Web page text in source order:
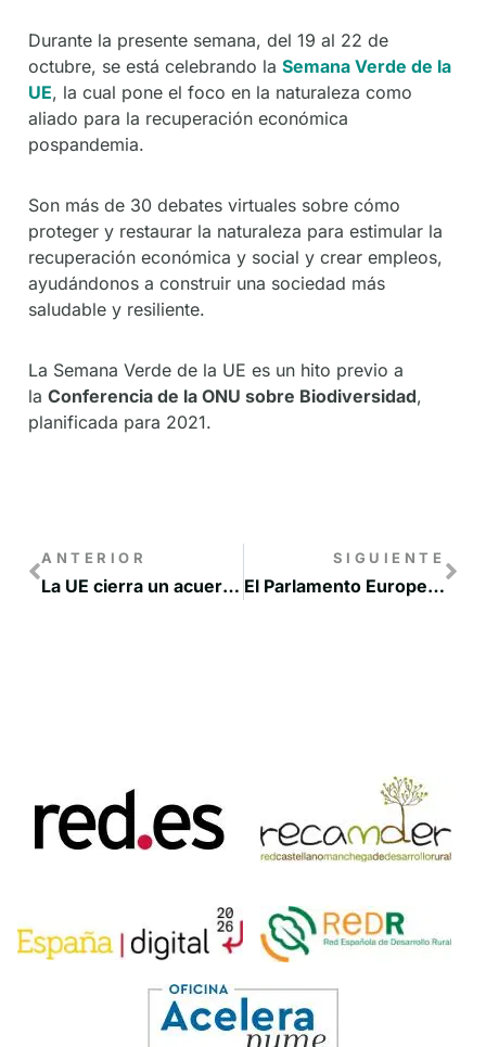
Durante la presente semana, del 19 al 22 de
octubre, se está celebrando la Semana Verde de la
UE, la cual pone el foco en la naturaleza como
aliado para la recuperación económica
pospandemia.
Son más de 30 debates virtuales sobre cómo
proteger y restaurar la naturaleza para estimular la
recuperación económica y social y crear empleos,
ayudándonos a construir una sociedad más
saludable y resiliente.
La Semana Verde de la UE es un hito previo a
la Conferencia de la ONU sobre Biodiversidad,
planificada para 2021.
ANTERIOR
La UE cierra un acuerdo sobre la futura PAC, que entrará en vigor en 2023
SIGUIENTE
El Parlamento Europeo da luz verde a la reforma de la Política Agraria Común